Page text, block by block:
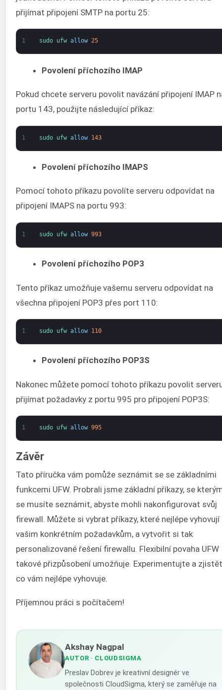
přijímat připojení SMTP na portu 25:
1 sudo ufw allow 25
Povolení příchozího IMAP
Pokud chcete serveru povolit navázání připojení IMAP
portu 143, použijte následující příkaz:
1 sudo ufw allow 143
Povolení příchozího IMAPS
Pomocí tohoto příkazu povolíte serveru odpovídat na
připojení IMAPS na portu 993:
1 sudo ufw allow 993
Povolení příchozího POP3
Tento příkaz umožňuje vašemu serveru odpovídat na
všechna připojení POP3 přes port 110:
1 sudo ufw allow 110
Povolení příchozího POP3S
Nakonec můžete pomocí tohoto příkazu povolit
přijímat požadavky z portu 995 pro připojení POP3S:
1 sudo ufw allow 995
Závěr
Tato příručka vám pomůže seznámit se se základními
funkcemi UFW. Probrali jsme základní příkazy, se
se musíte seznámit, abyste mohli nakonfigurovat svůj
firewall. Můžete si vybrat příkazy, které nejlépe vyhovují
vašim konkrétním požadavkům, a vytvořit si tak
personalizované řešení firewallu. Flexibilní povaha UFW
takové přizpůsobení umožňuje. Experimentujte a
co vám nejlépe vyhovuje.
Příjemnou práci s počítačem!
Akshay Nagpal
AUTOR · CLOUDSIGMA
Preslav Dobrev je kreativní designér ve
společnosti CloudSigma, který se zaměřuje na